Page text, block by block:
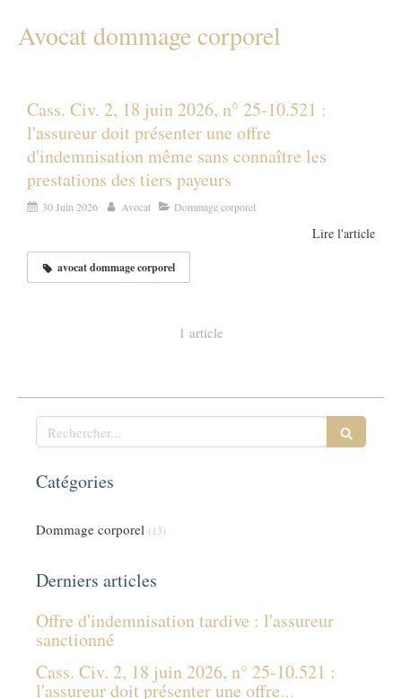
Avocat dommage corporel
Cass. Civ. 2, 18 juin 2026, n° 25-10.521 :
l'assureur doit présenter une offre
d'indemnisation même sans connaître les
prestations des tiers payeurs
30 Juin 2026 Avocat Dommage corporel
Lire l'article
avocat dommage corporel
1 article
Rechercher
Catégories
Dommage corporel (13)
Derniers articles
Offre d'indemnisation tardive : l'assureur
sanctionné
Cass. Civ. 2, 18 juin 2026, n° 25-10.521 :
l'assureur doit présenter une offre